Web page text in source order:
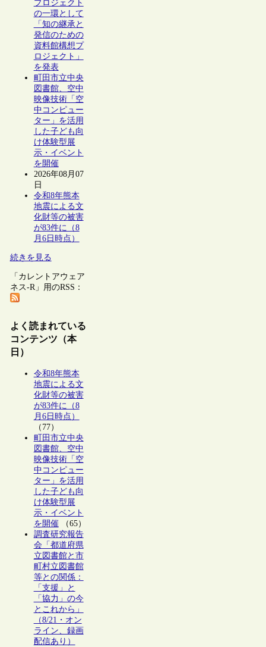
プロジェクト
の一環として
「知の継承と
発信のための
資料館構想プ
ロジェクト」
を発表
町田市立中央
図書館、空中
映像技術「空
中コンピュー
ター」を活用
した子ども向
け体験型展
示・イベント
を開催
2026年08月07
日
令和8年熊本
地震による文
化財等の被害
が83件に（8
月6日時点）
続きを見る
「カレントアウェア
ネス-R」用のRSS：
よく読まれている
コンテンツ（本
日）
令和8年熊本
地震による文
化財等の被害
が83件に（8
月6日時点）
（77）
町田市立中央
図書館、空中
映像技術「空
中コンピュー
ター」を活用
した子ども向
け体験型展
示・イベント
を開催（65）
調査研究報告
会「都道府県
立図書館と市
町村立図書館
等との関係：
「支援」と
「協力」の今
とこれから」
（8/21・オン
ライン、録画
配信あり）